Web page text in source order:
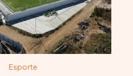
Esporte